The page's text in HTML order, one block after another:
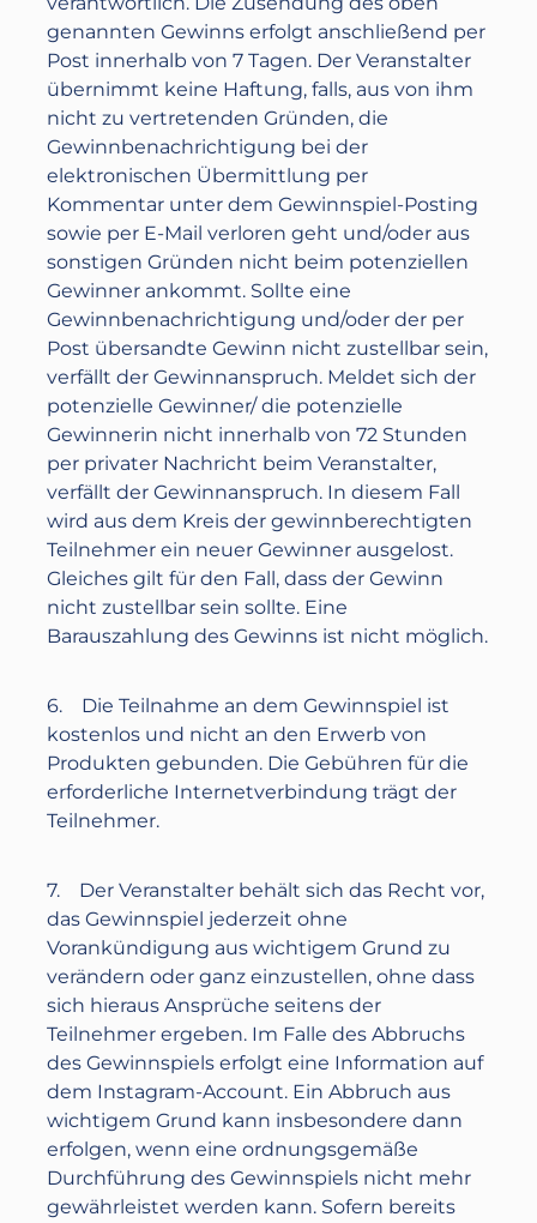
genannten Gewinns erfolgt anschließend per
Post innerhalb von 7 Tagen. Der Veranstalter
übernimmt keine Haftung, falls, aus von ihm
nicht zu vertretenden Gründen, die
Gewinnbenachrichtigung bei der
elektronischen Übermittlung per
Kommentar unter dem Gewinnspiel-Posting
sowie per E-Mail verloren geht und/oder aus
sonstigen Gründen nicht beim potenziellen
Gewinner ankommt. Sollte eine
Gewinnbenachrichtigung und/oder der per
Post übersandte Gewinn nicht zustellbar sein,
verfällt der Gewinnanspruch. Meldet sich der
potenzielle Gewinner/ die potenzielle
Gewinnerin nicht innerhalb von 72 Stunden
per privater Nachricht beim Veranstalter,
verfällt der Gewinnanspruch. In diesem Fall
wird aus dem Kreis der gewinnberechtigten
Teilnehmer ein neuer Gewinner ausgelost.
Gleiches gilt für den Fall, dass der Gewinn
nicht zustellbar sein sollte. Eine
Barauszahlung des Gewinns ist nicht möglich.
6. Die Teilnahme an dem Gewinnspiel ist
kostenlos und nicht an den Erwerb von
Produkten gebunden. Die Gebühren für die
erforderliche Internetverbindung trägt der
Teilnehmer.
7. Der Veranstalter behält sich das Recht vor,
das Gewinnspiel jederzeit ohne
Vorankündigung aus wichtigem Grund zu
verändern oder ganz einzustellen, ohne dass
sich hieraus Ansprüche seitens der
Teilnehmer ergeben. Im Falle des Abbruchs
des Gewinnspiels erfolgt eine Information auf
dem Instagram-Account. Ein Abbruch aus
wichtigem Grund kann insbesondere dann
erfolgen, wenn eine ordnungsgemäße
Durchführung des Gewinnspiels nicht mehr
gewährleistet werden kann. Sofern bereits